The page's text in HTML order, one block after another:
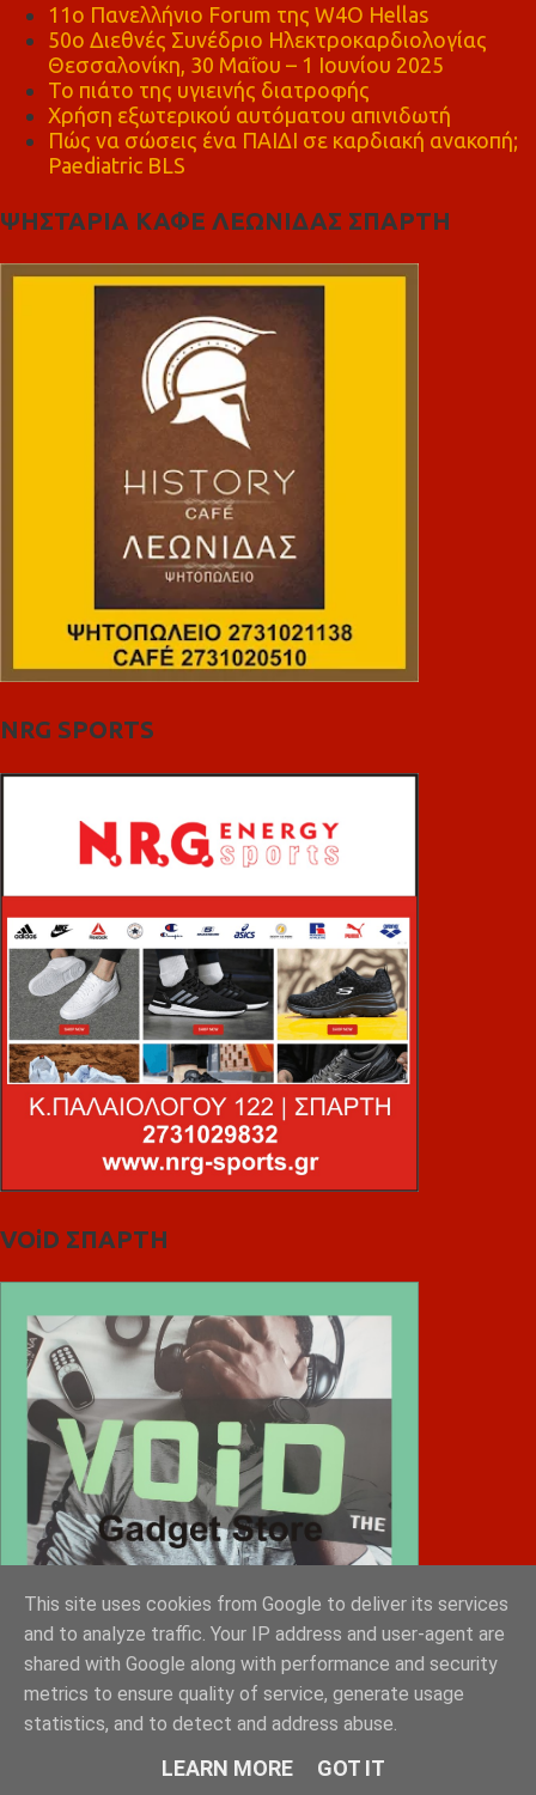
11ο Πανελλήνιο Forum της W4O Hellas
50ο Διεθνές Συνέδριο Ηλεκτροκαρδιολογίας
Θεσσαλονίκη, 30 Μαΐου – 1 Ιουνίου 2025
Το πιάτο της υγιεινής διατροφής
Χρήση εξωτερικού αυτόματου απινιδωτή
Πώς να σώσεις ένα ΠΑΙΔΙ σε καρδιακή ανακοπή;
Paediatric BLS
ΨΗΣΤΑΡΙΑ ΚΑΦΕ ΛΕΩΝΙΔΑΣ ΣΠΑΡΤΗ
NRG SPORTS
VOiD ΣΠΑΡΤΗ
This site uses cookies from Google to deliver its services
and to analyze traffic. Your IP address and user-agent are
shared with Google along with performance and security
metrics to ensure quality of service, generate usage
statistics, and to detect and address abuse.
LEARN MORE GOT IT